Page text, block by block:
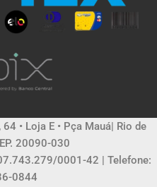
• Loja E • Pça Mauá| Rio de
20090-030
07.743.279/0001-42 | Telefone:
0844